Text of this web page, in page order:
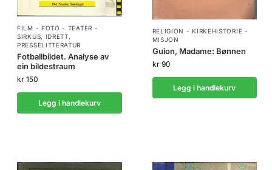
FILM - FOTO - TEATER -
SIRKUS, IDRETT,
PRESSELITTERATUR
Fotballbildet. Analyse av
ein bildestraum
kr 150
Legg i handlekurv
RELIGION - KIRKEHISTORIE -
MISJON
Guion, Madame: Bønnen
kr90
Legg i handlekurv